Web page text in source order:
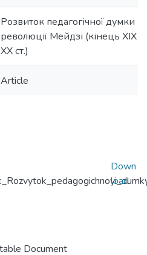
Розвиток педагогічної думки в
революції Мейдзі (кінець ХІХ
ХХ ст.)
Article
Document
Down
load